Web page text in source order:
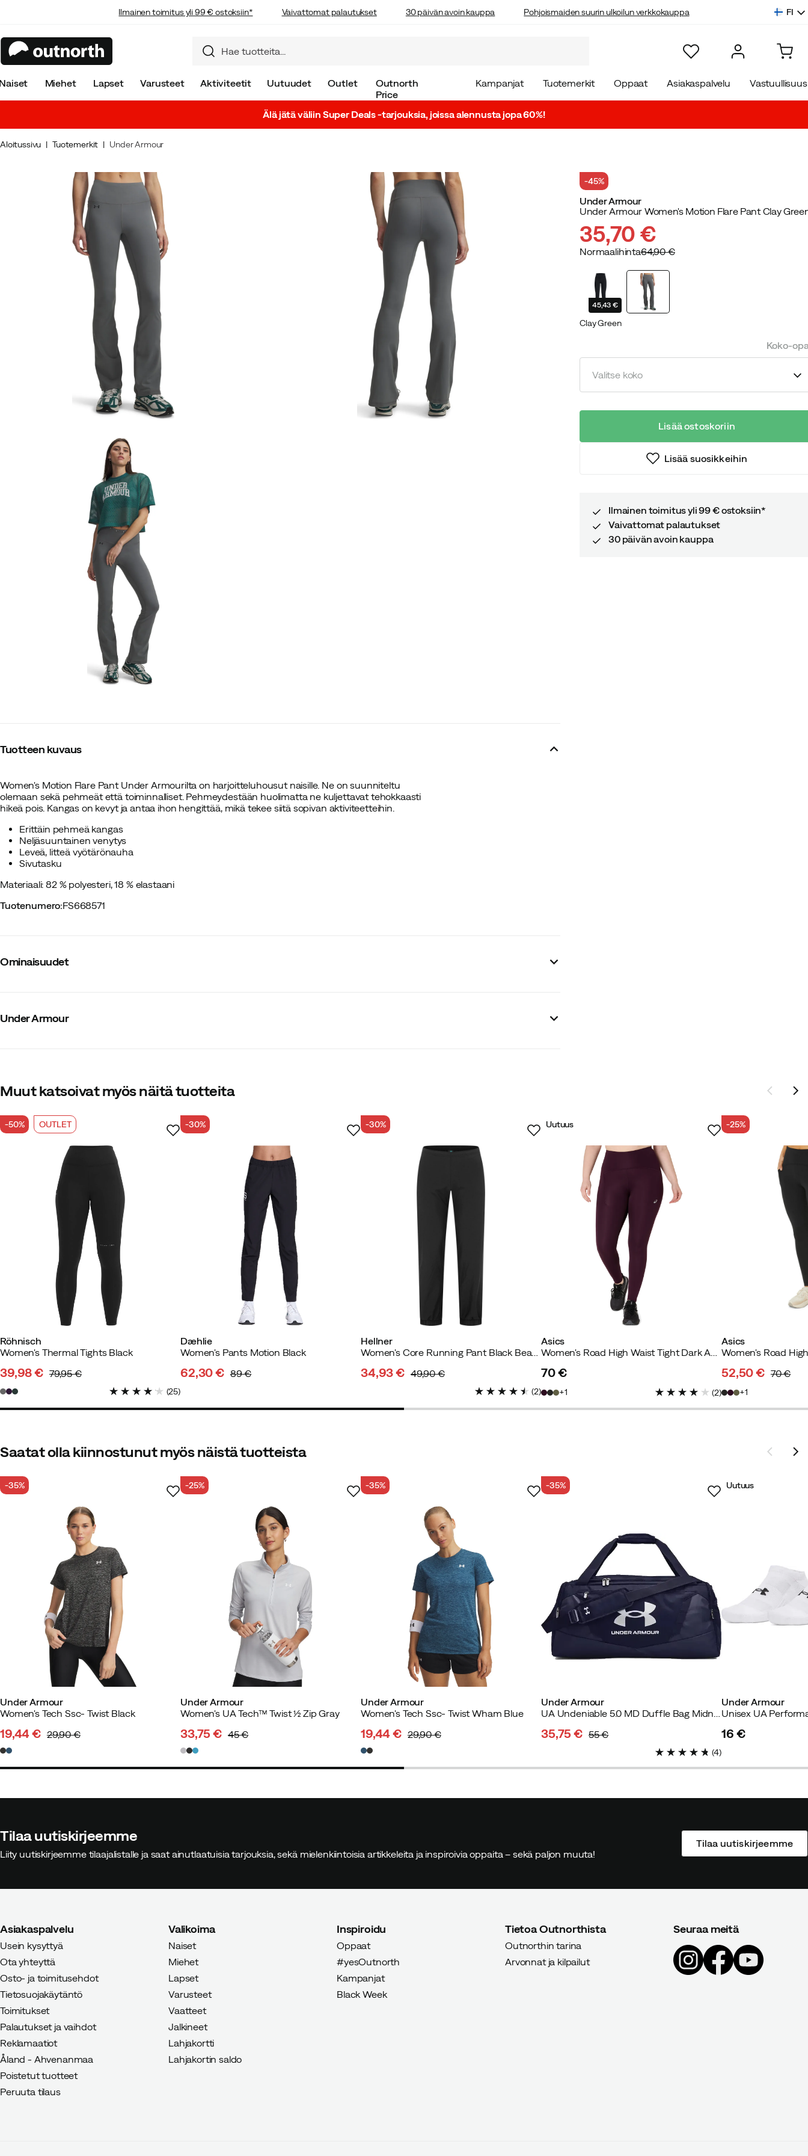
Ilmainen toimitus yli 99 € ostoksiin* Vaivattomat palautukset 30 päivän avoin kauppa Pohjoismaiden suurin ulkoilun verkkokauppa FI
Miehet Lapset Varusteet Aktiviteetit Uutuudet Outlet
Outnorth
Price
Kampanjat Tuotemerkit Oppaat Asiakaspalvelu Vastuullisuus
Älä jätä väliin Super Deals -tarjouksia, joissa alennusta jopa 60%!
Aloitussivu Tuotemerkit Under Armour
Tuotteen kuvaus
Women's Motion Flare Pant Under Armourilta on harjoitteluhousut naisille. Ne on suunniteltu
olemaan sekä pehmeät että toiminnalliset. Pehmeydestään huolimatta ne kuljettavat tehokkaasti
hikeä pois. Kangas on kevyt ja antaa ihon hengittää, mikä tekee siitä sopivan aktiviteetteihin.
Erittäin pehmeä kangas
Neljäsuuntainen venytys
Leveä, litteä vyötärönauha
Sivutasku
Materiaali: 82 % polyesteri, 18 % elastaani
Tuotenumero:FS668571
Ominaisuudet
Lahkeen pituus:
Paino :20 g
Under Armour
-45%
Under Armour
Under Armour Women's Motion Flare Pant Clay
discounted
price
35,70 €
original
price
Normaalihinta64,90 €
45,43 €
Clay Green
Koko-
Valitse koko
Lisää ostoskoriin
Lisää suosikkeihin
Ilmainen toimitus yli 99 € ostoksiin*
Vaivattomat palautukset
30 päivän avoin kauppa
Muut katsoivat myös näitä tuotteita
Röhnisch
Women's Thermal Tights Black
-50% OUTLET
discounted
price
39,98 €
original
price
79,95 €
(25)
Dæhlie
Women's Pants Motion Black
-30%
62,30 € 89 €
Hellner
Women's Core Running Pant Black Beauty
-30%
34,93 € 49,90 €
(2)
Asics
Women's Road High Waist Tight Dark Aubergine
Uutuus
70 €
1 (2)
Asics
-25%
price
52,50 €
price
70 €
1
Saatat olla kiinnostunut myös näistä tuotteista
Under Armour
Women's Tech Ssc- Twist Black
-35%
discounted
19,44 €
original
29,90 €
Under Armour
Women's UA Tech™ Twist ½ Zip Gray
-25%
discounted
33,75 €
original
45 €
Under Armour
Women's Tech Ssc- Twist Wham Blue
-35%
discounted
19,44 €
original
29,90 €
Under Armour
UA Undeniable 5.0 MD Duffle Bag Midnight Navy
-35%
35,75 € 55 €
(4)
Under Armour
Uutuus
16 €
Tilaa uutiskirjeemme
Liity uutiskirjeemme tilaajalistalle ja saat ainutlaatuisia tarjouksia, sekä mielenkiintoisia artikkeleita ja inspiroivia oppaita – sekä paljon muuta!
Tilaa uutiskirjeemme
Asiakaspalvelu
Usein kysyttyä
Ota yhteyttä
Osto- ja toimitusehdot
Tietosuojakäytäntö
Toimitukset
Palautukset ja vaihdot
Reklamaatiot
Åland - Ahvenanmaa
Poistetut tuotteet
Peruuta tilaus
Valikoima
Naiset
Miehet
Lapset
Varusteet
Vaatteet
Jalkineet
Lahjakortti
Lahjakortin saldo
Inspiroidu
Oppaat
#yesOutnorth
Kampanjat
Black Week
Tietoa Outnorthista
Outnorthin tarina
Arvonnat ja kilpailut
Seuraa meitä